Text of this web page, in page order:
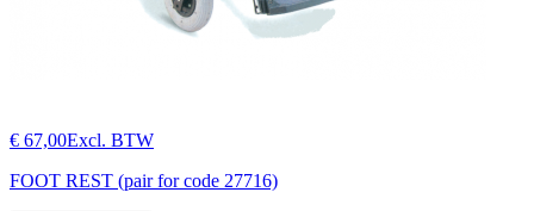
€ 67,00Excl. BTW
FOOT REST (pair for code 27716)